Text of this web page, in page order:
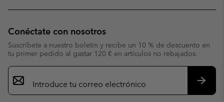
Conéctate con nosotros
Suscríbete a nuestro boletín y recibe un 10 % de descuento en
tu primer pedido al gastar 120 € en artículos no rebajados.
Suscripción
de
correo